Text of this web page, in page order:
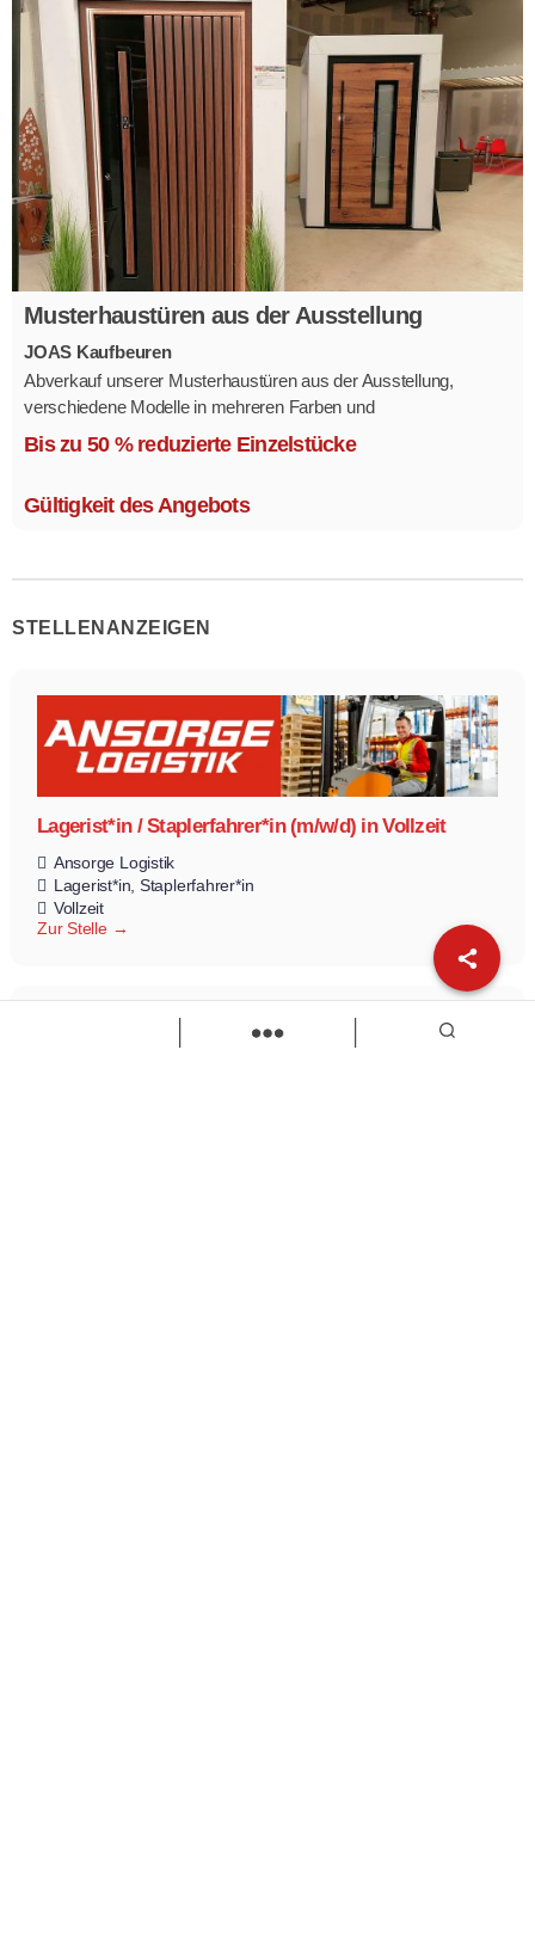
Musterhaustüren aus der Ausstellung
JOAS Kaufbeuren
Abverkauf unserer Musterhaustüren aus der Ausstellung,
verschiedene Modelle in mehreren Farben und
Ausstattungsvarianten.
Bis zu 50 % reduzierte Einzelstücke
Gültigkeit des Angebots
STELLENANZEIGEN
Lagerist*in / Staplerfahrer*in (m/w/d) in Vollzeit
Ansorge Logistik
Lagerist*in Staplerfahrer*in
Vollzeit
Zur Stelle